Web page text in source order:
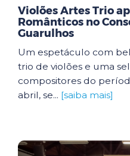
Violões Artes Trio
Românticos no
Guarulhos
Um espetáculo com
trio de violões e uma
compositores do
abril, se... [saiba mais]